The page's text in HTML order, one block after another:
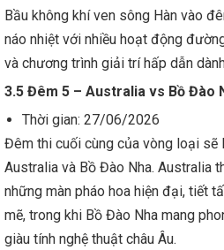
Bầu không khí ven sông Hàn vào
náo nhiệt với nhiều hoạt động
và chương trình giải trí hấp dẫn
3.5 Đêm 5 – Australia vs Bồ Đào
Thời gian: 27/06/2026
Đêm thi cuối cùng của vòng loại sẽ
Australia và Bồ Đào Nha. Australia
những màn pháo hoa hiện đại, tiết
mẽ, trong khi Bồ Đào Nha mang
giàu tính nghệ thuật châu Âu.